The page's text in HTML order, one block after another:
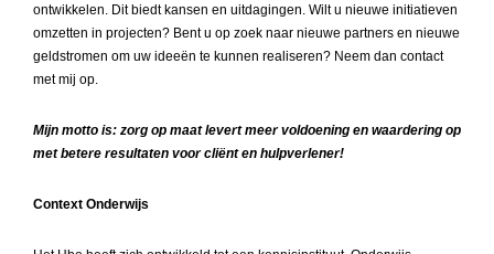
ontwikkelen. Dit biedt kansen en uitdagingen. Wilt u nieuwe initiatieven
omzetten in projecten? Bent u op zoek naar nieuwe partners en nieuwe
geldstromen om uw ideeën te kunnen realiseren? Neem dan contact
met mij op.
Mijn motto is: zorg op maat levert meer voldoening en waardering op
met betere resultaten voor cliënt en hulpverlener!
Context Onderwijs